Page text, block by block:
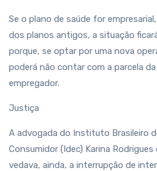
Se o plano de saúde for
dos planos antigos, a situação
porque, se optar por uma nova
poderá não contar com a parcela
empregador.
Justiça
A advogada do Instituto Brasileiro
Consumidor (Idec) Karina
vedava, ainda, a interrupção de